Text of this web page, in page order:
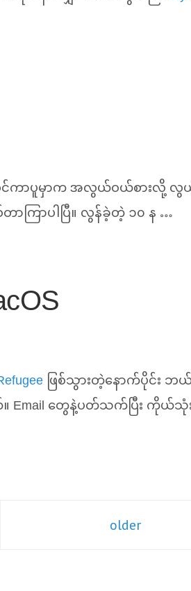
ကာပူမှာက အလွယ်ဝယ်စားလို့
ကြာပါပြီ။ လွန်ခဲ့တဲ့ ၁၀ န …
ဖြစ်သွားတဲ့နောက်ပိုင်း ဘယ်
Email တွေနဲ့ပတ်သက်ပြီး ကိုယ်သုံ
older